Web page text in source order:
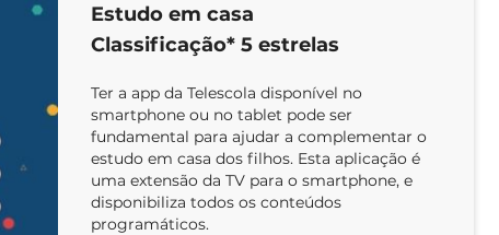
Estudo em casa
Classificação* 5 estrelas
Ter a app da Telescola disponível no
smartphone ou no tablet pode ser
fundamental para ajudar a complementar o
estudo em casa dos filhos. Esta aplicação é
uma extensão da TV para o smartphone, e
disponibiliza todos os conteúdos
programáticos.